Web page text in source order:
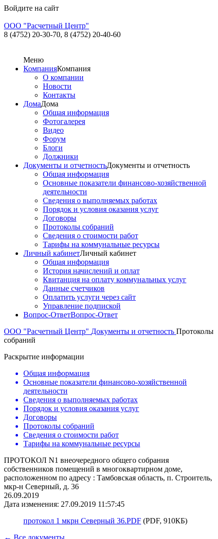
Войдите на сайт
ООО "Расчетный Центр"
8 (4752) 20-30-70, 8 (4752) 20-40-60
Меню
КомпанияКомпания
О компании
Новости
Контакты
ДомаДома
Общая информация
Фотогалерея
Видео
Форум
Блоги
Должники
Документы и отчетностьДокументы и отчетность
Общая информация
Основные показатели финансово-хозяйственной
деятельности
Сведения о выполняемых работах
Порядок и условия оказания услуг
Договоры
Протоколы собраний
Сведения о стоимости работ
Тарифы на коммунальные ресурсы
Личный кабинетЛичный кабинет
Общая информация
История начислений и оплат
Квитанция на оплату коммунальных услуг
Данные счетчиков
Оплатить услуги через сайт
Управление подпиской
Вопрос-ОтветВопрос-Ответ
ООО "Расчетный Центр" Документы и отчетность Протоколы
собраний
Раскрытие информации
Общая информация
Основные показатели финансово-хозяйственной
деятельности
Сведения о выполняемых работах
Порядок и условия оказания услуг
Договоры
Протоколы собраний
Сведения о стоимости работ
Тарифы на коммунальные ресурсы
ПРОТОКОЛ N1 внеочередного общего собрания
собственников помещений в многоквартирном доме,
расположенном по адресу : Тамбовская область, п. Строитель,
мкр-н Северный, д. 36
26.09.2019
Дата изменения: 27.09.2019 11:57:45
протокол 1 мкрн Северный 36.PDF (PDF, 910КБ)
← Все документы